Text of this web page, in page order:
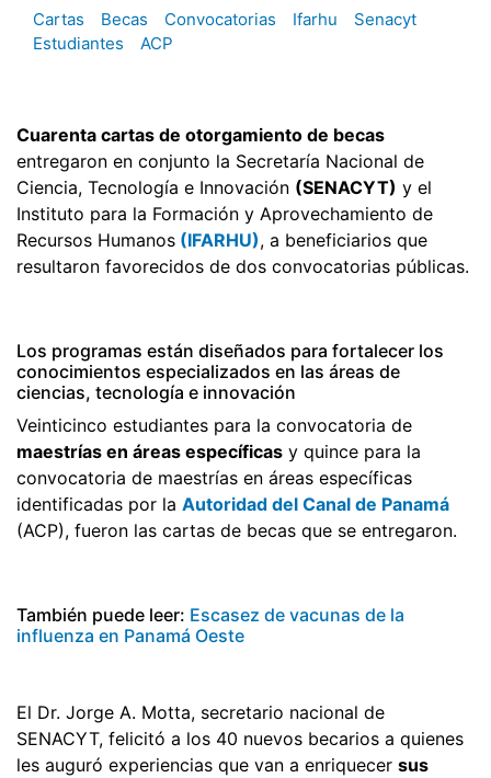
Cartas Becas Convocatorias Ifarhu
Senacyt
Estudiantes
ACP
Cuarenta cartas de otorgamiento de becas
entregaron en conjunto la Secretaría Nacional de
Ciencia, Tecnología e Innovación (SENACYT) y el
Instituto para la Formación y Aprovechamiento de
Recursos Humanos (IFARHU), a beneficiarios que
resultaron favorecidos de dos convocatorias públicas.
Los programas están diseñados para fortalecer los
conocimientos especializados en las áreas de
ciencias, tecnología e innovación
Veinticinco estudiantes para la convocatoria de
maestrías en áreas específicas y quince para la
convocatoria de maestrías en áreas específicas
identificadas por la Autoridad del Canal de Panamá
(ACP), fueron las cartas de becas que se entregaron.
También puede leer: Escasez de vacunas de la
influenza en Panamá Oeste
El Dr. Jorge A. Motta, secretario nacional de
SENACYT, felicitó a los 40 nuevos becarios a quienes
les auguró experiencias que van a enriquecer sus